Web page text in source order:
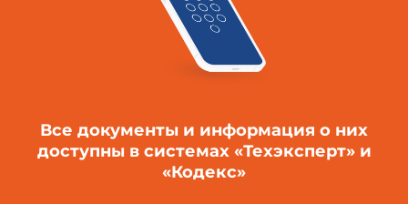
Все документы и информация о них
доступны в системах «Техэксперт» и
«Кодекс»